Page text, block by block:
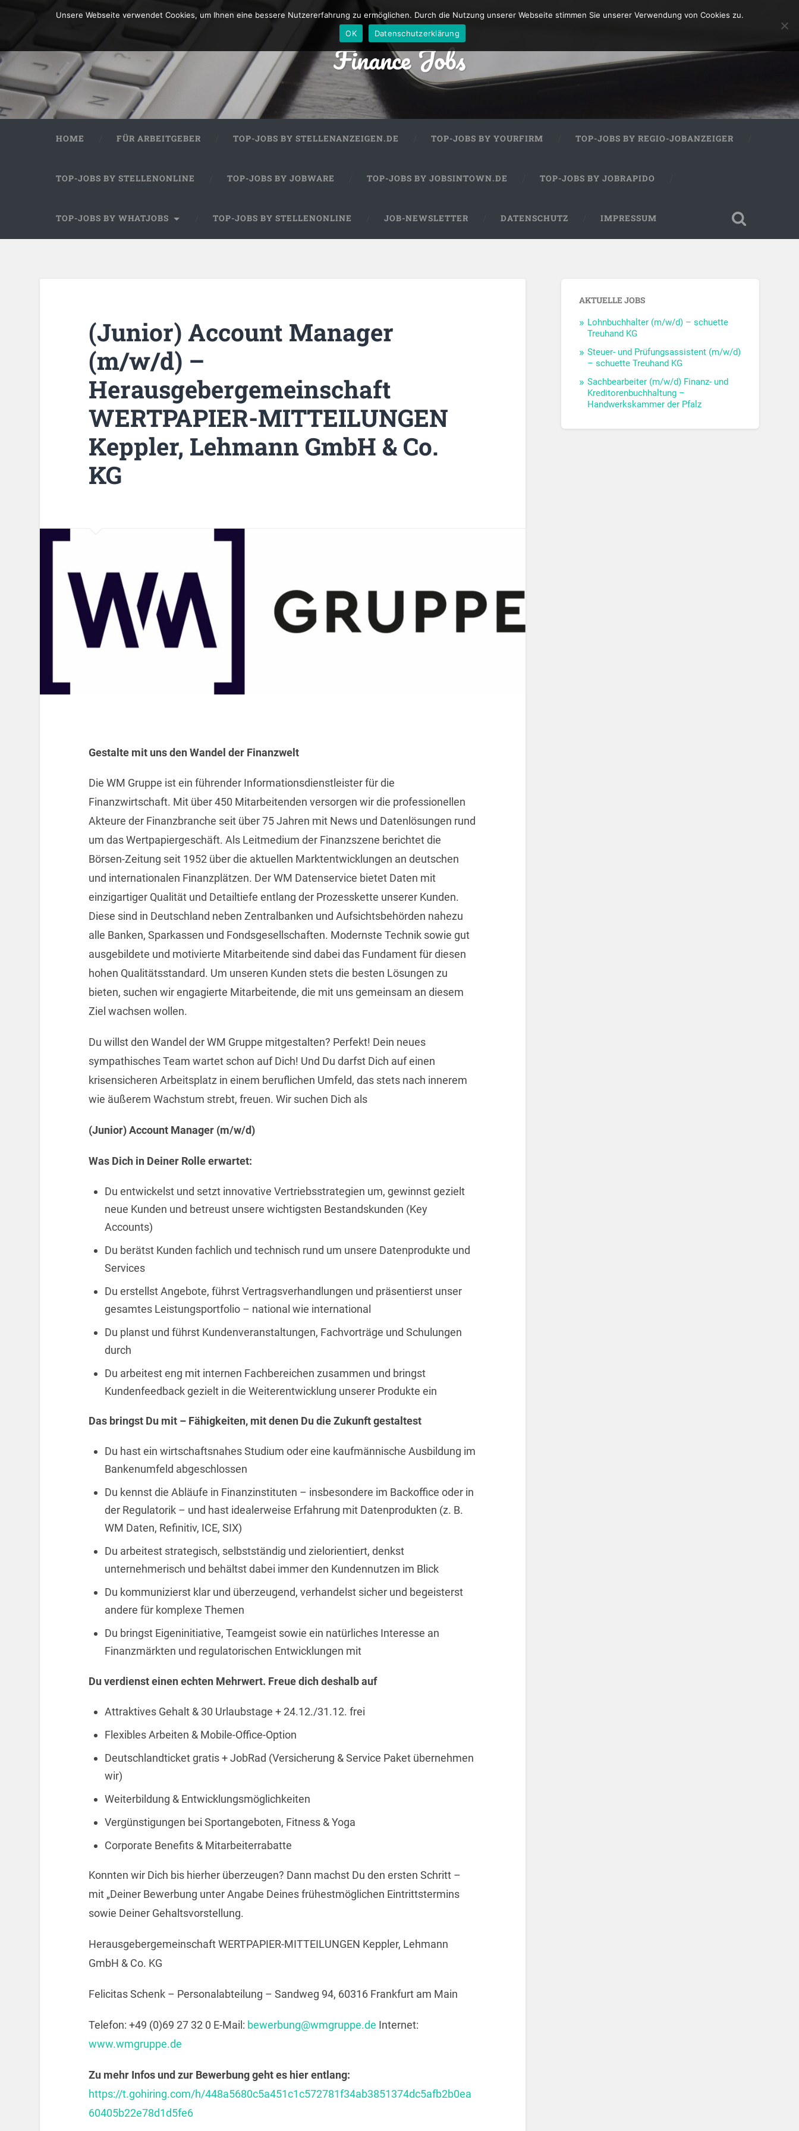
Finance Jobs
HOME FÜR ARBEITGEBER TOP-JOBS BY STELLENANZEIGEN.DE TOP-JOBS BY YOURFIRM TOP-JOBS BY REGIO-JOBANZEIGER
TOP-JOBS BY STELLENONLINE TOP-JOBS BY JOBWARE TOP-JOBS BY JOBSINTOWN.DE TOP-JOBS BY JOBRAPIDO
TOP-JOBS BY WHATJOBS TOP-JOBS BY STELLENONLINE JOB-NEWSLETTER DATENSCHUTZ IMPRESSUM
(Junior) Account Manager
(m/w/d) –
Herausgebergemeinschaft
WERTPAPIER-MITTEILUNGEN
Keppler, Lehmann GmbH & Co.
KG
Gestalte mit uns den Wandel der Finanzwelt
Die WM Gruppe ist ein führender Informationsdienstleister für die
Finanzwirtschaft. Mit über 450 Mitarbeitenden versorgen wir die professionellen
Akteure der Finanzbranche seit über 75 Jahren mit News und Datenlösungen rund
um das Wertpapiergeschäft. Als Leitmedium der Finanzszene berichtet die
Börsen-Zeitung seit 1952 über die aktuellen Marktentwicklungen an deutschen
und internationalen Finanzplätzen. Der WM Datenservice bietet Daten mit
einzigartiger Qualität und Detailtiefe entlang der Prozesskette unserer Kunden.
Diese sind in Deutschland neben Zentralbanken und Aufsichtsbehörden nahezu
alle Banken, Sparkassen und Fondsgesellschaften. Modernste Technik sowie gut
ausgebildete und motivierte Mitarbeitende sind dabei das Fundament für diesen
hohen Qualitätsstandard. Um unseren Kunden stets die besten Lösungen zu
bieten, suchen wir engagierte Mitarbeitende, die mit uns gemeinsam an diesem
Ziel wachsen wollen.
Du willst den Wandel der WM Gruppe mitgestalten? Perfekt! Dein neues
sympathisches Team wartet schon auf Dich! Und Du darfst Dich auf einen
krisensicheren Arbeitsplatz in einem beruflichen Umfeld, das stets nach innerem
wie äußerem Wachstum strebt, freuen. Wir suchen Dich als
(Junior) Account Manager (m/w/d)
Was Dich in Deiner Rolle erwartet:
Du entwickelst und setzt innovative Vertriebsstrategien um, gewinnst gezielt
neue Kunden und betreust unsere wichtigsten Bestandskunden (Key
Accounts)
Du berätst Kunden fachlich und technisch rund um unsere Datenprodukte und
Services
Du erstellst Angebote, führst Vertragsverhandlungen und präsentierst unser
gesamtes Leistungsportfolio – national wie international
Du planst und führst Kundenveranstaltungen, Fachvorträge und Schulungen
durch
Du arbeitest eng mit internen Fachbereichen zusammen und bringst
Kundenfeedback gezielt in die Weiterentwicklung unserer Produkte ein
Das bringst Du mit – Fähigkeiten, mit denen Du die Zukunft gestaltest
Du hast ein wirtschaftsnahes Studium oder eine kaufmännische Ausbildung im
Bankenumfeld abgeschlossen
Du kennst die Abläufe in Finanzinstituten – insbesondere im Backoffice oder in
der Regulatorik – und hast idealerweise Erfahrung mit Datenprodukten (z. B.
WM Daten, Refinitiv, ICE, SIX)
Du arbeitest strategisch, selbstständig und zielorientiert, denkst
unternehmerisch und behältst dabei immer den Kundennutzen im Blick
Du kommunizierst klar und überzeugend, verhandelst sicher und begeisterst
andere für komplexe Themen
Du bringst Eigeninitiative, Teamgeist sowie ein natürliches Interesse an
Finanzmärkten und regulatorischen Entwicklungen mit
Du verdienst einen echten Mehrwert. Freue dich deshalb auf
Attraktives Gehalt & 30 Urlaubstage + 24.12./31.12. frei
Flexibles Arbeiten & Mobile-Office-Option
Deutschlandticket gratis + JobRad (Versicherung & Service Paket übernehmen
wir)
Weiterbildung & Entwicklungsmöglichkeiten
Vergünstigungen bei Sportangeboten, Fitness & Yoga
Corporate Benefits & Mitarbeiterrabatte
Konnten wir Dich bis hierher überzeugen? Dann machst Du den ersten Schritt –
mit „Deiner Bewerbung unter Angabe Deines frühestmöglichen Eintrittstermins
sowie Deiner Gehaltsvorstellung.
Herausgebergemeinschaft WERTPAPIER-MITTEILUNGEN Keppler, Lehmann
GmbH & Co. KG
Felicitas Schenk – Personalabteilung – Sandweg 94, 60316 Frankfurt am Main
Telefon: +49 (0)69 27 32 0 E-Mail: bewerbung@wmgruppe.de Internet:
www.wmgruppe.de
Zu mehr Infos und zur Bewerbung geht es hier entlang:
https://t.gohiring.com/h/448a5680c5a451c1c572781f34ab3851374dc5afb2b0ea
60405b22e78d1d5fe6
AKTUELLE JOBS
Lohnbuchhalter (m/w/d) – schuette
Treuhand KG
Steuer- und Prüfungsassistent (m/w/d)
– schuette Treuhand KG
Sachbearbeiter (m/w/d) Finanz- und
Kreditorenbuchhaltung –
Handwerkskammer der Pfalz
Unsere Webseite verwendet Cookies, um Ihnen eine bessere Nutzererfahrung zu ermöglichen. Durch die Nutzung unserer Webseite stimmen Sie unserer Verwendung von Cookies zu.
OK
Datenschutzerklärung